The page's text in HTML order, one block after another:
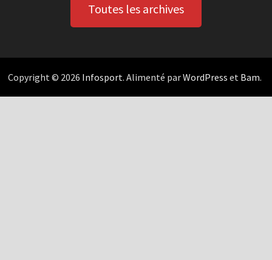
Toutes les archives
Copyright © 2026 Infosport. Alimenté parWordPress et Bam.